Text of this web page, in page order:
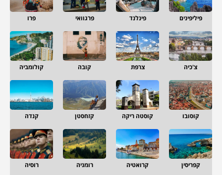
פיליפינים פינלנד פרגוואי פרו
צ'כיה צרפת קובה קולומביה
קוסובו קוסטה ריקה קזחסטן קנדה
קפריסין קרואטיה רומניה רוסיה